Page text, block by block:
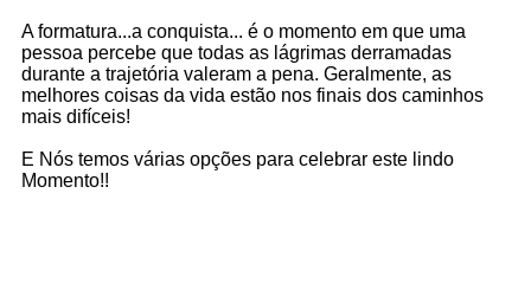
A formatura...a conquista... é o momento em que uma
pessoa percebe que todas as lágrimas derramadas
durante a trajetória valeram a pena. Geralmente, as
melhores coisas da vida estão nos finais dos caminhos
mais difíceis!
E Nós temos várias opções para celebrar este lindo
Momento!!